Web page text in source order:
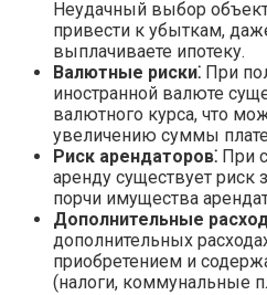
Неудачный выбор
привести к убыткам,
выплачиваете ипотеку.
Валютные риски⁚ При
иностранной валюте
валютного курса, что
увеличению суммы
Риск арендаторов⁚ При
аренду существует
порчи имущества
Дополнительные
дополнительных
приобретением и
(налоги, коммунальные